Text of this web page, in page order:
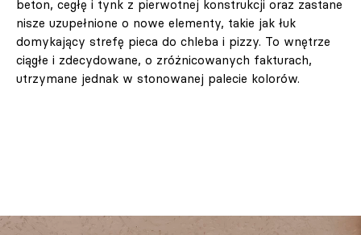
beton, cegłę i tynk z pierwotnej konstrukcji oraz zastane
nisze uzupełnione o nowe elementy, takie jak łuk
domykający strefę pieca do chleba i pizzy. To wnętrze
ciągłe i zdecydowane, o zróżnicowanych fakturach,
utrzymane jednak w stonowanej palecie kolorów.